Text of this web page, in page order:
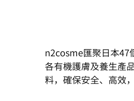
n2cosme匯聚日本47
各有機護膚及養生產
料，確保安全、高效